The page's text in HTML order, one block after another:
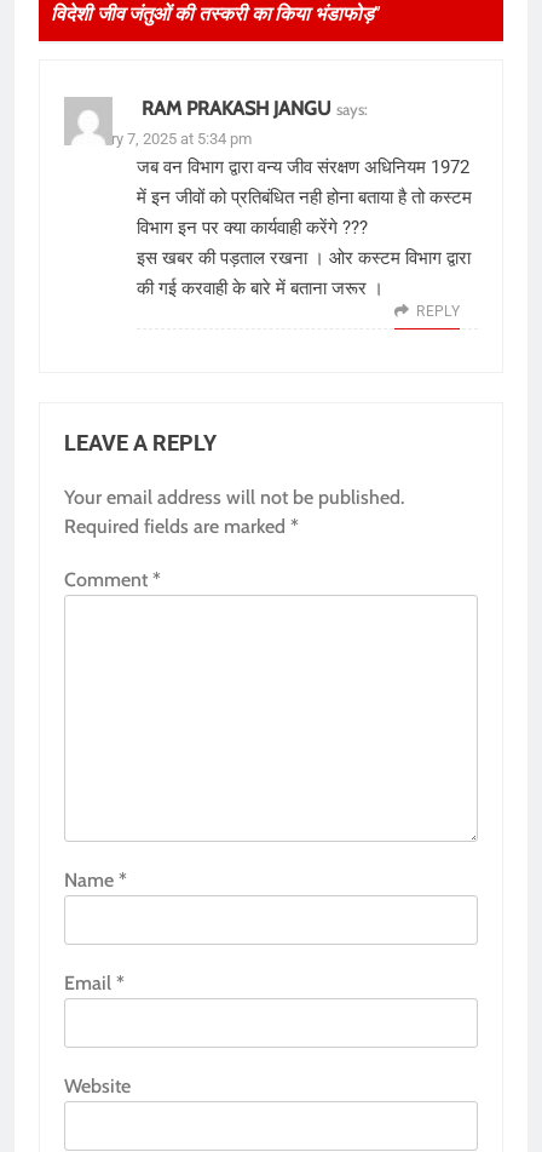
विदेशी जीव जंतुओं की तस्करी का किया भंडाफोड़”
RAM PRAKASH JANGU says:
February 7, 2025 at 5:34 pm
जब वन विभाग द्वारा वन्य जीव संरक्षण अधिनियम 1972
में इन जीवों को प्रतिबंधित नही होना बताया है तो कस्टम
विभाग इन पर क्या कार्यवाही करेंगे ???
इस खबर की पड़ताल रखना । ओर कस्टम विभाग द्वारा
की गई करवाही के बारे में बताना जरूर ।
REPLY
LEAVE A REPLY
Your email address will not be published.
Required fields are marked *
Comment *
Name *
Email *
Website